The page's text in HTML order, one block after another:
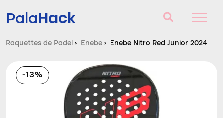
PalaHack
Raquettes de Padel
Questions et réponses
Comparateur
Raquettes de Padel › Enebe › Enebe Nitro Red Junior 2024
-13%